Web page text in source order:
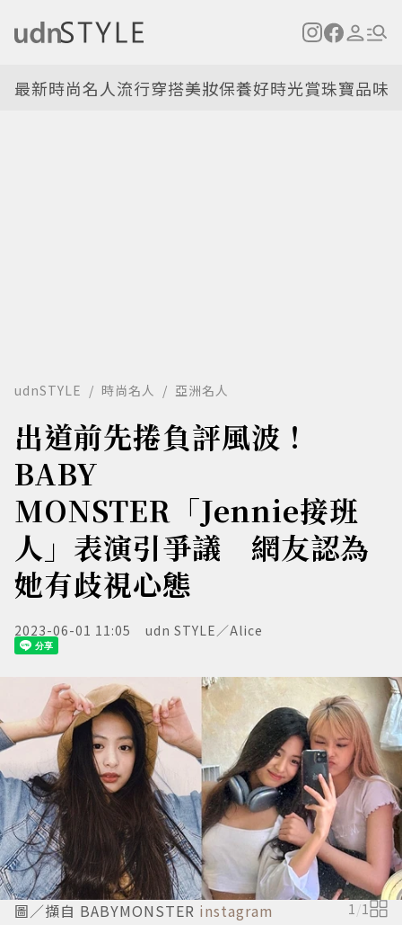
最新時尚名人流行穿搭美妝保養好時光賞珠寶品味
udnSTYLE 時尚名人 亞洲名人
出道前先捲負評風波！
BABY
MONSTER「Jennie接班
人」表演引爭議 網友認為
她有歧視心態
2023-06-01 11:05 udn STYLE／Alice
圖／擷自 BABYMONSTER instagram 1 /1